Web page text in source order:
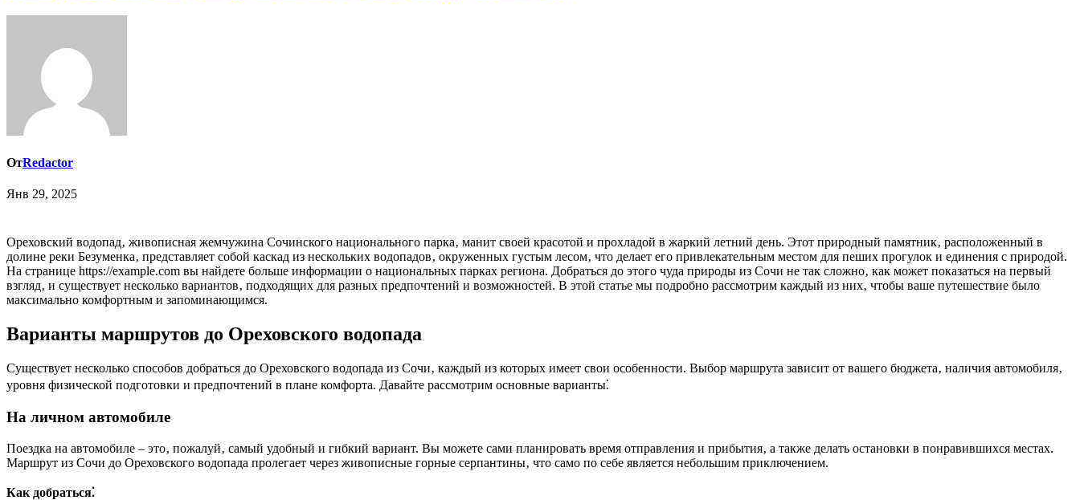
ОтRedactor
Янв 29, 2025
Ореховский водопад‚ живописная жемчужина Сочинского национального парка‚ манит своей красотой и прохладой в жаркий летний день. Этот природный памятник‚ расположенный в
долине реки Безуменка‚ представляет собой каскад из нескольких водопадов‚ окруженных густым лесом‚ что делает его привлекательным местом для пеших прогулок и единения с природой.
На странице https://example.com вы найдете больше информации о национальных парках региона. Добраться до этого чуда природы из Сочи не так сложно‚ как может показаться на первый
взгляд‚ и существует несколько вариантов‚ подходящих для разных предпочтений и возможностей. В этой статье мы подробно рассмотрим каждый из них‚ чтобы ваше путешествие было
максимально комфортным и запоминающимся.
Варианты маршрутов до Ореховского водопада
Существует несколько способов добраться до Ореховского водопада из Сочи‚ каждый из которых имеет свои особенности. Выбор маршрута зависит от вашего бюджета‚ наличия автомобиля‚
уровня физической подготовки и предпочтений в плане комфорта. Давайте рассмотрим основные варианты⁚
На личном автомобиле
Поездка на автомобиле – это‚ пожалуй‚ самый удобный и гибкий вариант. Вы можете сами планировать время отправления и прибытия‚ а также делать остановки в понравившихся местах.
Маршрут из Сочи до Ореховского водопада пролегает через живописные горные серпантины‚ что само по себе является небольшим приключением.
Как добраться⁚